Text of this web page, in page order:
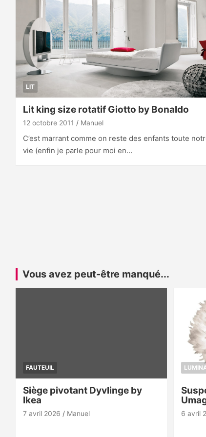
LIT
Lit king size rotatif Giotto by Bonaldo
12 octobre 2011 Manuel
C’est marrant comme on reste des enfants toute
vie (enfin je parle pour moi en…
Vous avez peut-être manqué...
FAUTEUIL
Siège pivotant Dyvlinge by
Ikea
7 avril 2026 Manuel 6 avril